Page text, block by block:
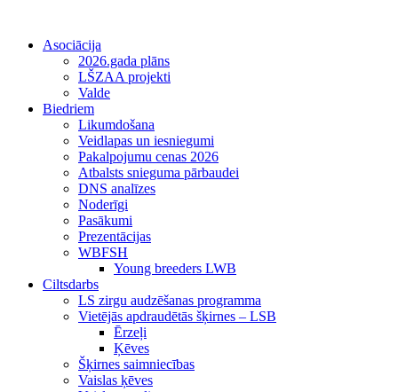
Asociācija
2026.gada plāns
LŠZAA projekti
Valde
Biedriem
Likumdošana
Veidlapas un iesniegumi
Pakalpojumu cenas 2026
Atbalsts snieguma pārbaudei
DNS analīzes
Noderīgi
Pasākumi
Prezentācijas
WBFSH
Young breeders LWB
Ciltsdarbs
LS zirgu audzēšanas programma
Vietējās apdraudētās šķirnes – LSB
Ērzeļi
Ķēves
Šķirnes saimniecības
Vaislas ķēves